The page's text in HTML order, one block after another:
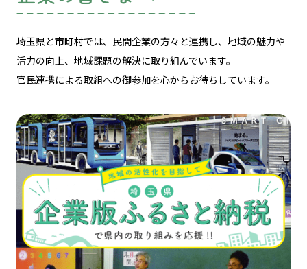
埼玉県と市町村では、民間企業の方々と連携し、 地域の魅力や
活力の向上、地域課題の解決に取り組んでいます。
官民連携による取組への御参加を心からお待ちしています。